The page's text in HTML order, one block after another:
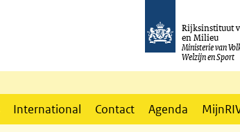
Rijksinstituut
en Milieu
Ministerie van
Welzijn en Sport
International Contact Agenda